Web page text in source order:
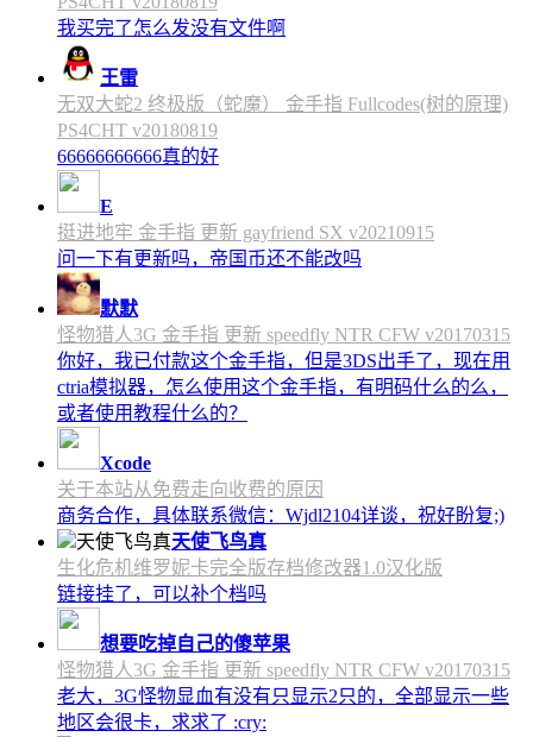
我买完了怎么发没有文件啊
王雷
无双大蛇2 终极版（蛇魔） 金手指 Fullcodes(树的原理)
PS4CHT v20180819
66666666666真的好
E
挺进地牢 金手指 更新 gayfriend SX v20210915
问一下有更新吗，帝国币还不能改吗
默默
怪物猎人3G 金手指 更新 speedfly NTR CFW v20170315
你好，我已付款这个金手指，但是3DS出手了，现在用
ctria模拟器，怎么使用这个金手指，有明码什么的么，
或者使用教程什么的？
Xcode
关于本站从免费走向收费的原因
商务合作，具体联系微信：Wjdl2104详谈，祝好盼复;)
天使飞鸟真
生化危机维罗妮卡完全版存档修改器1.0汉化版
链接挂了，可以补个档吗
想要吃掉自己的傻苹果
怪物猎人3G 金手指 更新 speedfly NTR CFW v20170315
老大，3G怪物显血有没有只显示2只的，全部显示一些
地区会很卡，求求了 :cry: